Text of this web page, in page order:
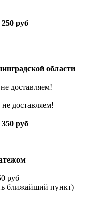
руб
области
доставляем!
доставляем!
руб
руб
ближайший пункт)